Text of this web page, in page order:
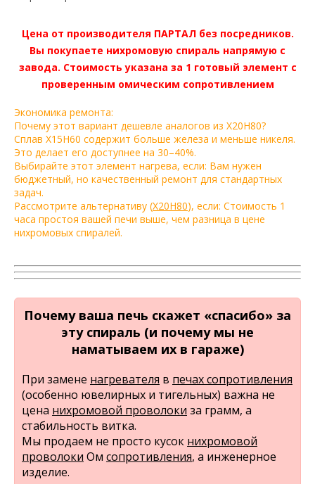
Цена от производителя ПАРТАЛ без посредников.
Вы покупаете нихромовую спираль напрямую с
завода. Стоимость указана за 1 готовый элемент с
проверенным омическим сопротивлением
Экономика ремонта:
Почему этот вариант дешевле аналогов из Х20Н80?
Сплав Х15Н60 содержит больше железа и меньше никеля.
Это делает его доступнее на 30–40%.
Выбирайте этот элемент нагрева, если: Вам нужен
бюджетный, но качественный ремонт для стандартных
задач.
Рассмотрите альтернативу (Х20Н80), если: Стоимость 1
часа простоя вашей печи выше, чем разница в цене
нихромовых спиралей.
Почему ваша печь скажет «спасибо» за
эту спираль (и почему мы не
наматываем их в гараже)
При замене нагревателя в печах сопротивления
(особенно ювелирных и тигельных) важна не
цена нихромовой проволоки за грамм, а
стабильность витка.
Мы продаем не просто кусок нихромовой
проволоки Ом сопротивления, а инженерное
изделие.